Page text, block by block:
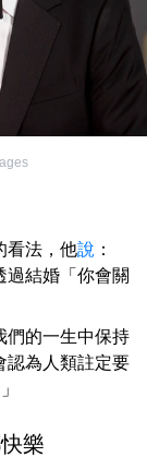
看法，他說 ：
過結婚「你會關
們的一生中保持
認為人類註定要
樂